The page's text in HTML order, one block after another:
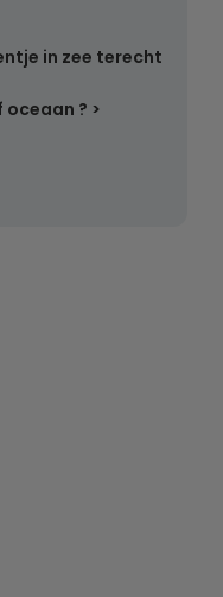
in zee terecht
oceaan ?